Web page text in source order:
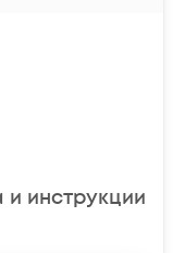
инструкции